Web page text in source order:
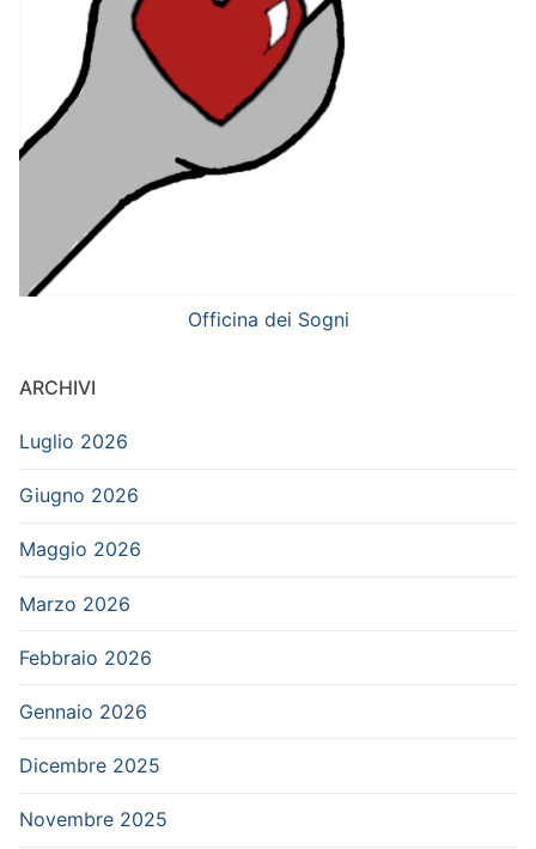
Officina dei Sogni
ARCHIVI
Luglio 2026
Giugno 2026
Maggio 2026
Marzo 2026
Febbraio 2026
Gennaio 2026
Dicembre 2025
Novembre 2025